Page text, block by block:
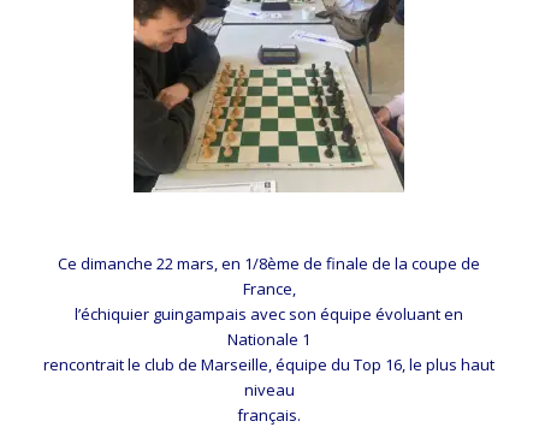
Ce dimanche 22 mars, en 1/8ème de finale de la coupe de
France,
l’échiquier guingampais avec son équipe évoluant en
Nationale 1
rencontrait le club de Marseille, équipe du Top 16, le plus haut
niveau
français.